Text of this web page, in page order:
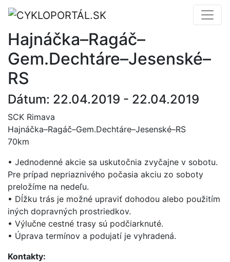
Hajnáčka–Ragáč–
Gem.Dechtáre–Jesenské–
RS
Dátum: 22.04.2019 - 22.04.2019
SCK Rimava
Hajnáčka–Ragáč–Gem.Dechtáre–Jesenské–RS
70km
• Jednodenné akcie sa uskutočnia zvyčajne v sobotu.
Pre prípad nepriaznivého počasia akciu zo soboty
preložíme na nedeľu.
• Dĺžku trás je možné upraviť dohodou alebo použitím
iných dopravných prostriedkov.
• Výlučne cestné trasy sú podčiarknuté.
• Úprava termínov a podujatí je vyhradená.
Kontakty: